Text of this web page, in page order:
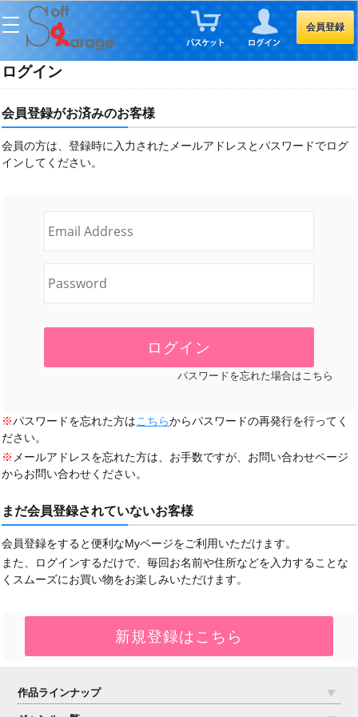
会員登録
ログイン
会員登録がお済みのお客様
会員の方は、登録時に入力されたメールアドレスとパスワードでログ
インしてください。
パスワードを忘れた場合はこちら
※パスワードを忘れた方はこちらからパスワードの再発行を行ってく
ださい。
※ メールアドレスを忘れた方は、お手数ですが、お問い合わせページ
からお問い合わせください。
まだ会員登録されていないお客様
会員登録をすると便利なMyページをご利用いただけます。
また、ログインするだけで、毎回お名前や住所などを入力することな
くスムーズにお買い物をお楽しみいただけます。
作品ラインナップ